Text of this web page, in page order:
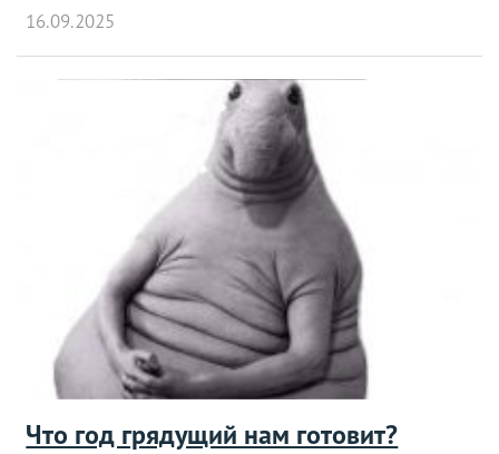
16.09.2025
Что год грядущий нам готовит?